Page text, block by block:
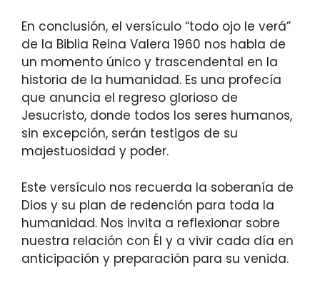
En conclusión, el versículo “todo ojo le verá”
de la Biblia Reina Valera 1960 nos habla de
un momento único y trascendental en la
historia de la humanidad. Es una profecía
que anuncia el regreso glorioso de
Jesucristo, donde todos los seres humanos,
sin excepción, serán testigos de su
majestuosidad y poder.
Este versículo nos recuerda la soberanía de
Dios y su plan de redención para toda la
humanidad. Nos invita a reflexionar sobre
nuestra relación con Él y a vivir cada día en
anticipación y preparación para su venida.